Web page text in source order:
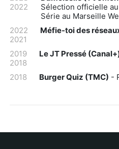
2022
Sélection officielle
Série au Marseille
2022
2021
Méfie-toi des
2019
2018
Le JT Pressé
2018 Burger Quiz (TMC) -